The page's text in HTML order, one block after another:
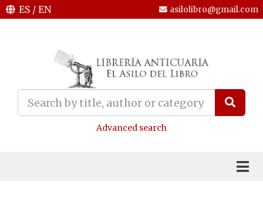
ES / EN asilolibro@gmail.com
Advanced search